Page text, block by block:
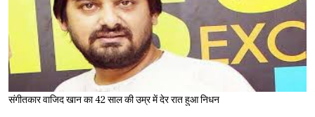
संगीतकार वाजिद खान का 42 साल की उम्र में देर रात हुआ निधन